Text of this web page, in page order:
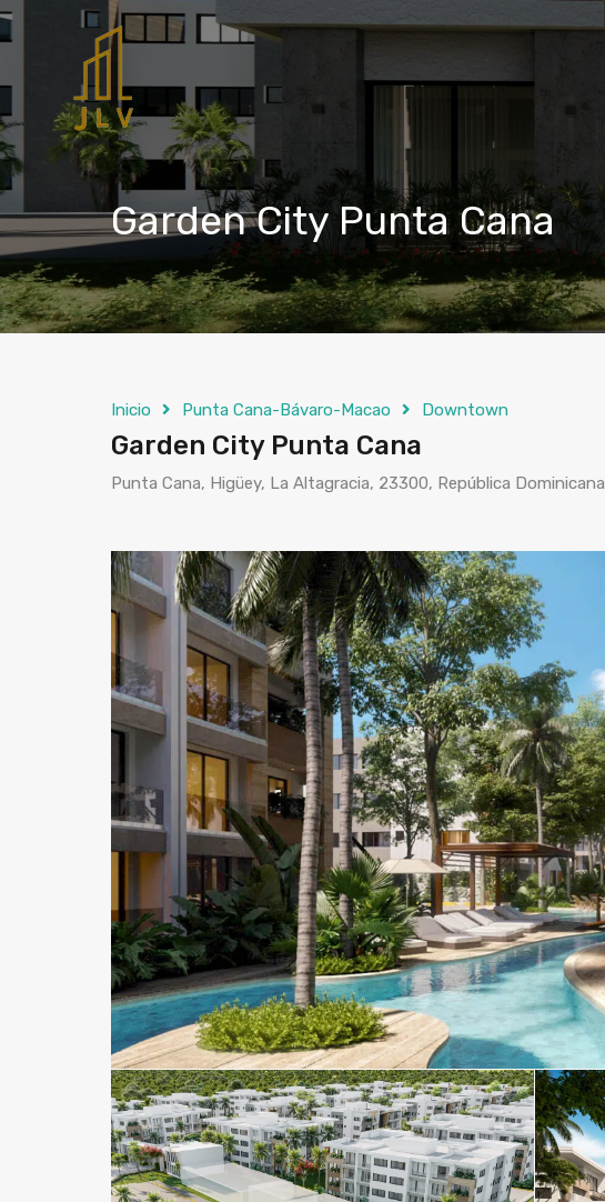
Garden City Punta Cana
Inicio Punta Cana-Bávaro-Macao Downtown
Garden City Punta Cana
Punta Cana, Higüey, La Altagracia, 23300, República Dominicana